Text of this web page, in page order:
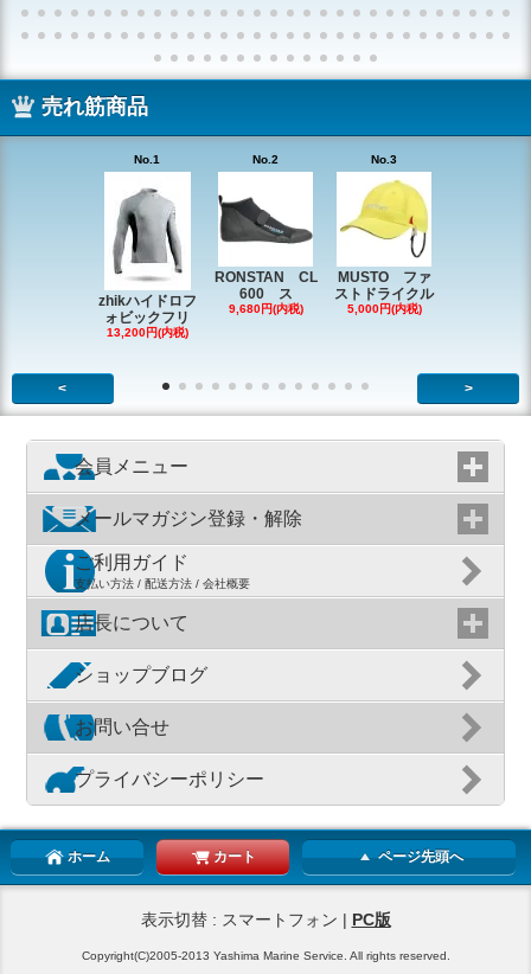
売れ筋商品
No.1
zhikハイドロフ
ォビックフリ
13,200円(内税)
No.2
RONSTAN CL
600 ス
9,680円(内税)
No.3
MUSTO ファ
ストドライクル
5,000円(内税)
< >
会員メニュー
メールマガジン登録・解除
ご利用ガイド
支払い方法 / 配送方法 / 会社概要
店長について
ショップブログ
お問い合せ
プライバシーポリシー
ホーム カート ページ先頭へ
表示切替 : スマートフォン | PC版
Copyright(C)2005-2013 Yashima Marine Service. All rights reserved.